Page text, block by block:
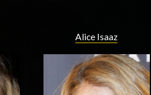
Alice Isaaz